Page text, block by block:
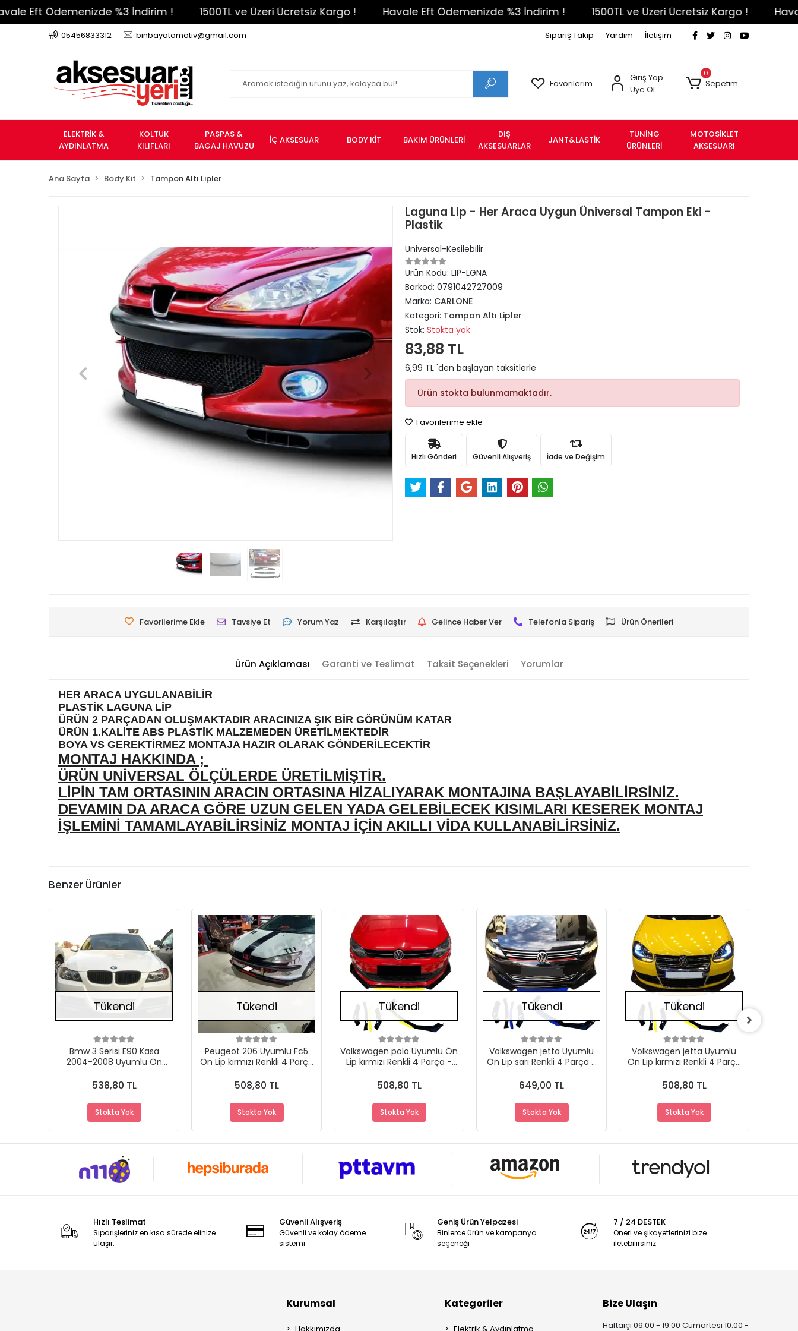
Ödemenizde %3 İndirim ! 1500TL ve Üzeri Ücretsiz Kargo ! Havale Eft Ödemenizde %3 İndirim ! 1500TL ve Üzeri Ücretsiz Kargo ! Havale
05456833312 binbayotomotiv@gmail.com Sipariş Takip Yardım İletişim
Favorilerim
Giriş Yap
Üye Ol
0
Sepetim
ELEKTRİK &
AYDINLATMA
KOLTUK
KILIFLARI
PASPAS &
BAGAJ HAVUZU
İÇ AKSESUAR BODY KİT BAKIM ÜRÜNLERİ
DIŞ
AKSESUARLAR
JANT&LASTİK
TUNİNG
ÜRÜNLERİ
MOTOSİKLET
AKSESUARI
Ana Sayfa Body Kit Tampon Altı Lipler
Laguna Lip - Her Araca Uygun Üniversal Tampon Eki -
Plastik
Üniversal-Kesilebilir
Ürün Kodu: LIP-LGNA
Barkod: 0791042727009
Marka: CARLONE
Kategori: Tampon Altı Lipler
Stok: Stokta yok
83,88 TL
6,99 TL 'den başlayan taksitlerle
Ürün stokta bulunmamaktadır.
Favorilerime ekle
Hızlı Gönderi Güvenli Alışveriş İade ve Değişim
Favorilerime Ekle Tavsiye Et Yorum Yaz Karşılaştır Gelince Haber Ver Telefonla Sipariş Ürün Önerileri
Ürün Açıklaması Garanti ve Teslimat Taksit Seçenekleri Yorumlar
HER ARACA UYGULANABİLİR
PLASTİK LAGUNA LİP
ÜRÜN 2 PARÇADAN OLUŞMAKTADIR ARACINIZA ŞIK BİR GÖRÜNÜM KATAR
ÜRÜN 1.KALİTE ABS PLASTİK MALZEMEDEN ÜRETİLMEKTEDİR
BOYA VS GEREKTİRMEZ MONTAJA HAZIR OLARAK GÖNDERİLECEKTİR
MONTAJ HAKKINDA ;
ÜRÜN UNİVERSAL ÖLÇÜLERDE ÜRETİLMİŞTİR.
LİPİN TAM ORTASININ ARACIN ORTASINA HİZALIYARAK MONTAJINA BAŞLAYABİLİRSİNİZ.
DEVAMIN DA ARACA GÖRE UZUN GELEN YADA GELEBİLECEK KISIMLARI KESEREK MONTAJ
İŞLEMİNİ TAMAMLAYABİLİRSİNİZ MONTAJ İÇİN AKILLI VİDA KULLANABİLİRSİNİZ.
Benzer Ürünler
Stokta Yok
Tükendi
Bmw 3 Serisi E90 Kasa
2004-2008 Uyumlu Ön
Dayanıklı Malzeme
538,80 TL
Stokta Yok
Stokta Yok
Tükendi
Peugeot 206 Uyumlu Fc5
Ön Lip kırmızı Renkli 4 Parça
Malzeme
508,80 TL
Stokta Yok
Stokta Yok
Tükendi
Volkswagen polo Uyumlu Ön
Lip kırmızı Renkli 4 Parça -
Malzeme
508,80 TL
Stokta Yok
Stokta Yok
Tükendi
Volkswagen jetta Uyumlu
Ön Lip sarı Renkli 4 Parça -
Malzeme
649,00 TL
Stokta Yok
Stokta Yok
Tükendi
Volkswagen jetta Uyumlu
Ön Lip kırmızı Renkli 4 Parça
Malzeme
508,80 TL
Stokta Yok
Hızlı Teslimat
Siparişleriniz en kısa sürede elinize
ulaşır.
Güvenli Alışveriş
Güvenli ve kolay ödeme
sistemi
Geniş Ürün Yelpazesi
Binlerce ürün ve kampanya
seçeneği
7 / 24 DESTEK
Öneri ve şikayetlerinizi bize
iletebilirsiniz.
Kurumsal
Hakkımızda
Kategoriler
Elektrik & Aydınlatma
Bize Ulaşın
Haftaiçi 09:00 - 19:00 Cumartesi 10:00 -